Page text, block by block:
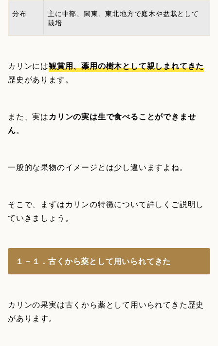
分布
主に中部、関東、東北地方で庭木や盆栽として
栽培
カリンには観賞用、薬用の樹木として親しまれてきた
歴史があります。
また、実はカリンの実は生で食べることができませ
ん。
一般的な果物のイメージとは少し違いますよね。
そこで、まずはカリンの特徴について詳しくご説明し
ていきましょう。
１－１．古くから薬として用いられてきた
カリンの果実は古くから薬として用いられてきた歴史
があります。